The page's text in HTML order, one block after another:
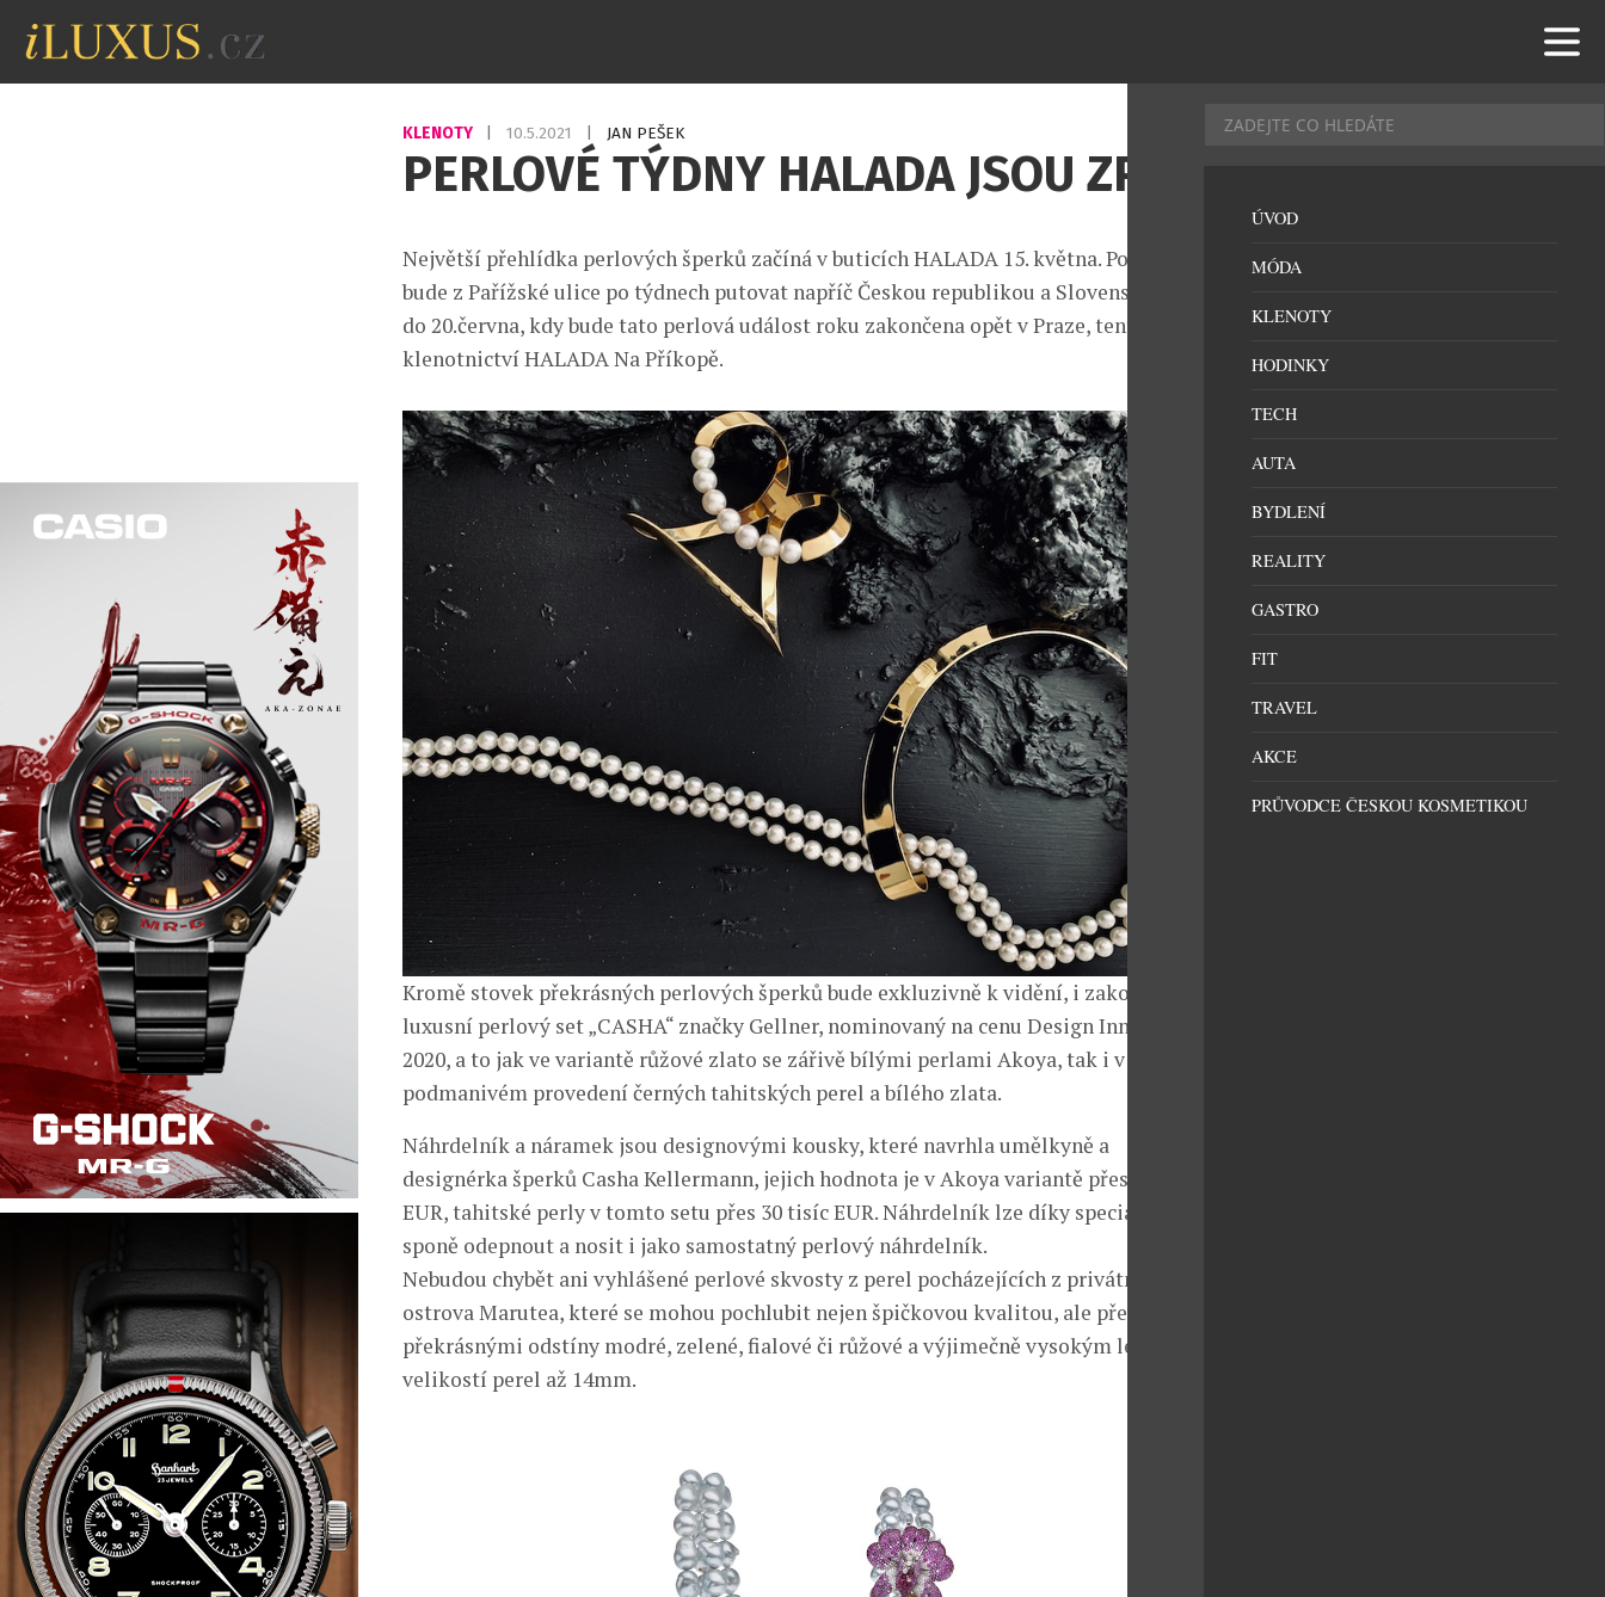
KLENOTY 10.5.2021 JAN PEŠEK
PERLOVÉ TÝDNY HALADA JSOU ZPĚT
Největší přehlídka perlových šperků začíná v buticích HALADA 15. května. Postupně
bude z Pařížské ulice po týdnech putovat napříč Českou republikou a Slovenskem až
do 20.června, kdy bude tato perlová událost roku zakončena opět v Praze, tentokrát v
klenotnictví HALADA Na Příkopě.
Kromě stovek překrásných perlových šperků bude exkluzivně k vidění, i zakoupení,
luxusní perlový set „CASHA“ značky Gellner, nominovaný na cenu Design Innovation
2020, a to jak ve variantě růžové zlato se zářivě bílými perlami Akoya, tak i v
podmanivém provedení černých tahitských perel a bílého zlata.
Náhrdelník a náramek jsou designovými kousky, které navrhla umělkyně a
designérka šperků Casha Kellermann, jejich hodnota je v Akoya variantě přes 25 tisíc
EUR, tahitské perly v tomto setu přes 30 tisíc EUR. Náhrdelník lze díky speciální
sponě odepnout a nosit i jako samostatný perlový náhrdelník.
Nebudou chybět ani vyhlášené perlové skvosty z perel pocházejících z privátního
ostrova Marutea, které se mohou pochlubit nejen špičkovou kvalitou, ale především
překrásnými odstíny modré, zelené, fialové či růžové a výjimečně vysokým leskem s
velikostí perel až 14mm.
ÚVOD
MÓDA
KLENOTY
HODINKY
TECH
AUTA
BYDLENÍ
REALITY
GASTRO
FIT
TRAVEL
AKCE
PRŮVODCE ČESKOU KOSMETIKOU